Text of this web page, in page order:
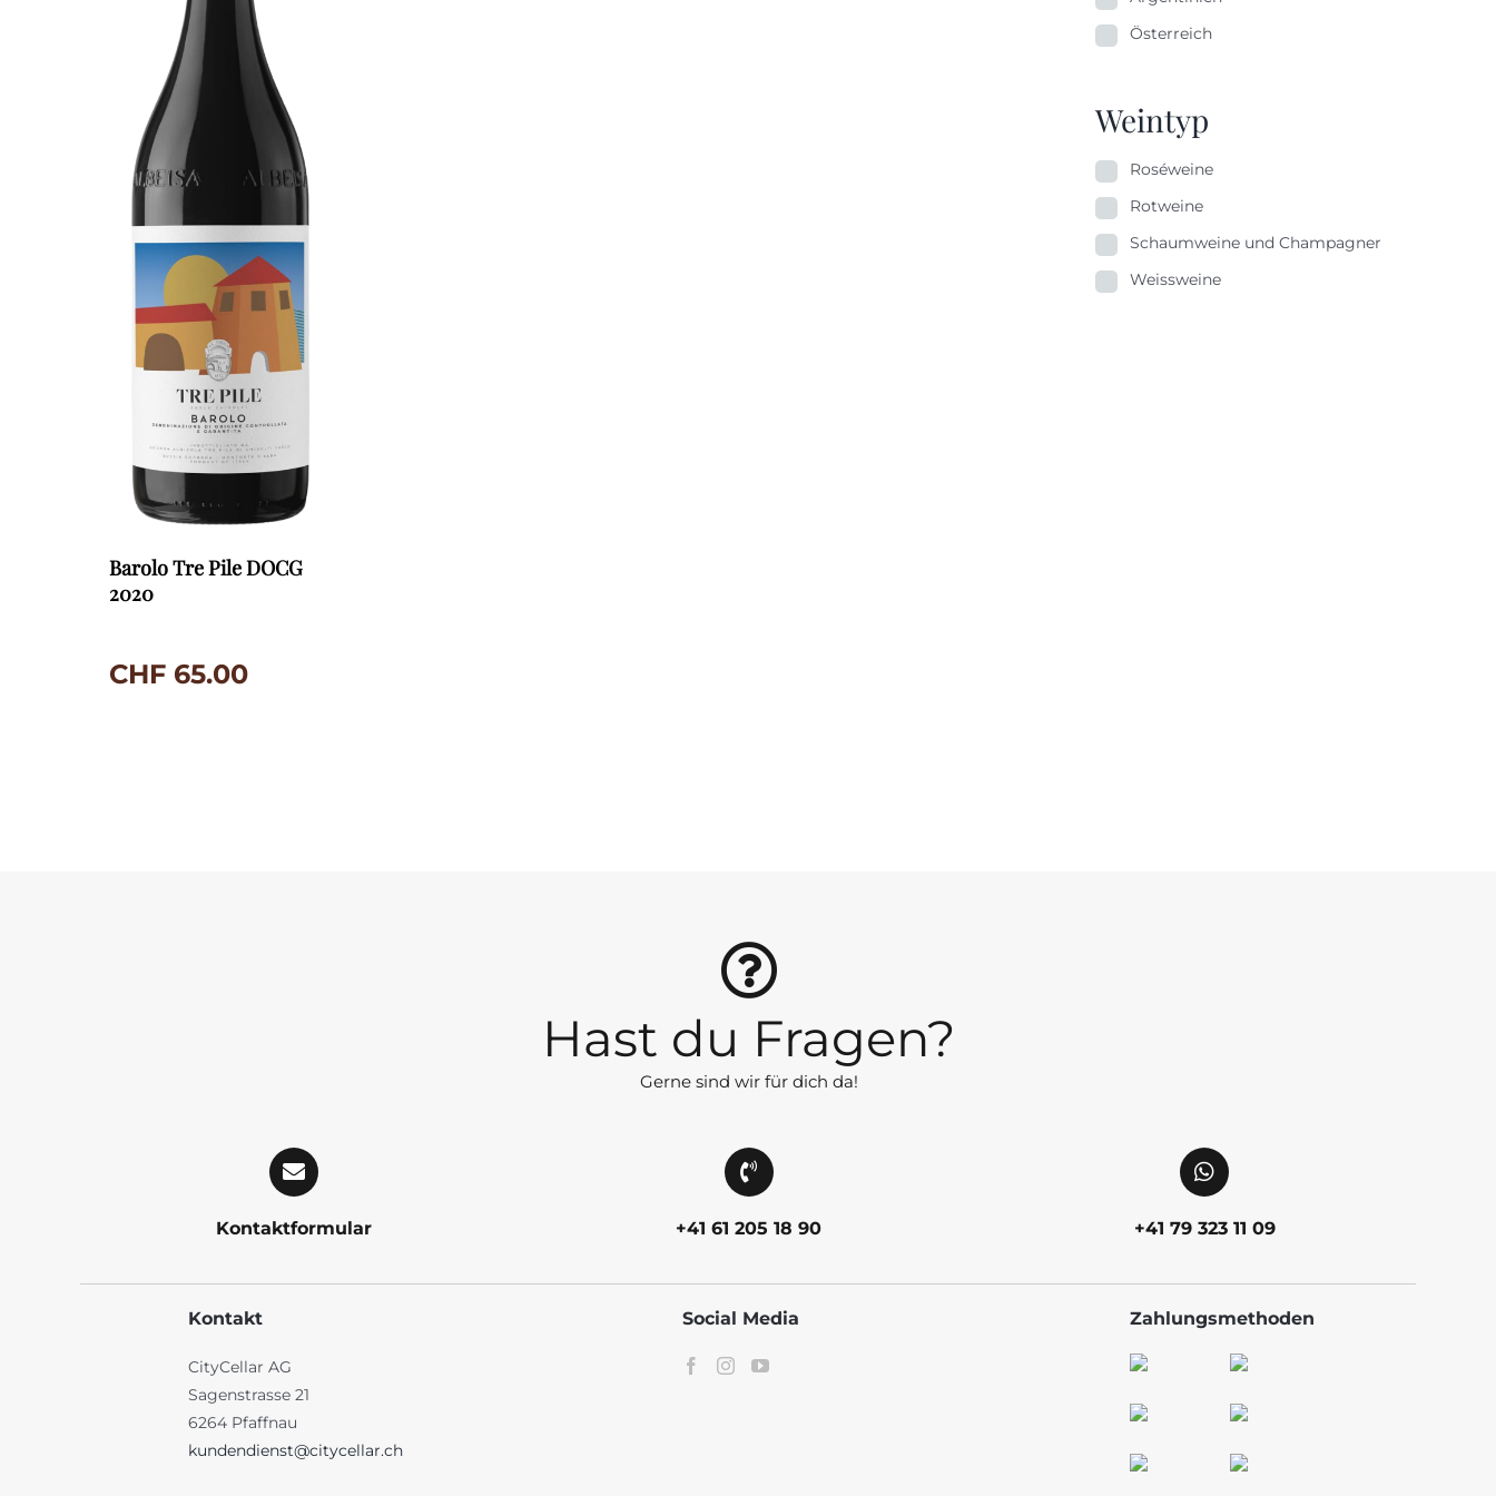
Barolo Tre Pile DOCG
2020
CHF 65.00
Österreich
Weintyp
Roséweine
Rotweine
Schaumweine und Champagner
Weissweine
Hast du Fragen?
Gerne sind wir für dich da!
Kontaktformular +41 61 205 18 90 +41 79 323 11 09
Kontakt
CityCellar AG
Sagenstrasse 21
6264 Pfaffnau
kundendienst@citycellar.ch
Social Media Zahlungsmethoden